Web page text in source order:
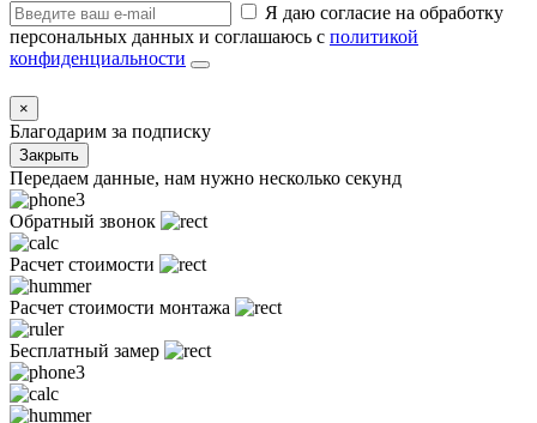
Я даю согласие на обработку
персональных данных и соглашаюсь с политикой
конфиденциальности
×
Благодарим за подписку
Закрыть
Передаем данные, нам нужно несколько секунд
Обратный звонок
Расчет стоимости
Расчет стоимости монтажа
Бесплатный замер